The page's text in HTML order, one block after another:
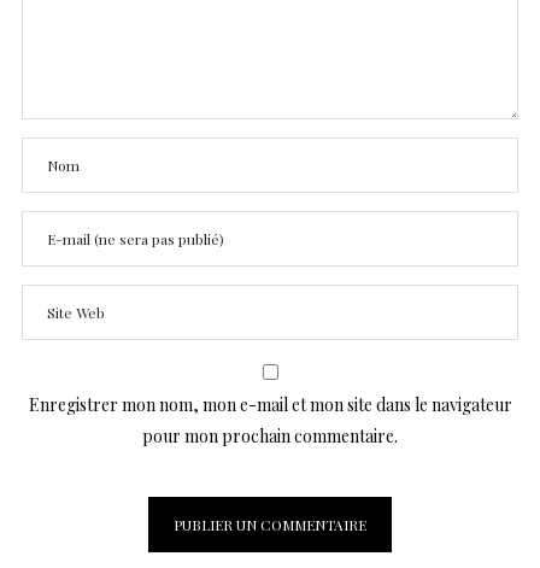
Enregistrer mon nom, mon e-mail et mon site dans le navigateur
pour mon prochain commentaire.